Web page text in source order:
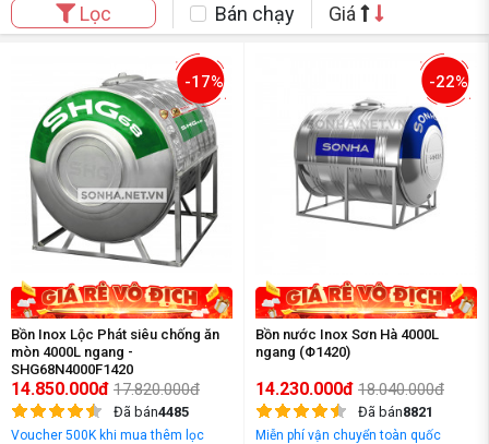
Lọc Bán chạy Giá
-17%
Bồn Inox Lộc Phát siêu chống ăn
mòn 4000L ngang -
SHG68N4000F1420
14.850.000đ 17.820.000đ
Đã bán4485
Voucher 500K khi mua thêm lọc
-22%
Bồn nước Inox Sơn Hà 4000L
ngang (Φ1420)
14.230.000đ 18.040.000đ
Đã bán8821
Miễn phí vận chuyển toàn quốc